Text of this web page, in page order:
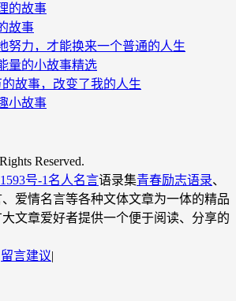
的故事
故事
努力，才能换来一个普通的人生
量的小故事精选
故事，改变了我的人生
小故事
Reserved.
号-1 名人名言语录集青春励志语录、
爱情名言等各种文体文章为一体的精品
文章爱好者提供一个便于阅读、分享的
留言建议|